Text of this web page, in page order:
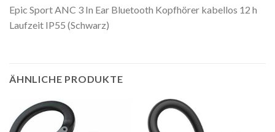
Epic Sport ANC 3 In Ear Bluetooth Kopfhörer kabellos 12 h
Laufzeit IP55 (Schwarz)
ÄHNLICHE PRODUKTE